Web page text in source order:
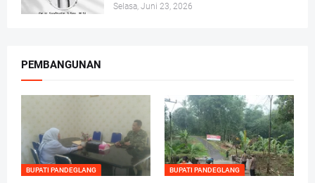
Selasa, Juni 23, 2026
PEMBANGUNAN
BUPATI PANDEGLANG BUPATI PANDEGLANG